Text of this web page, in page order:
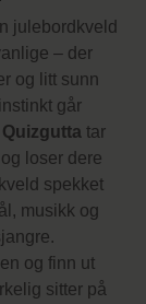
julebordkveld
– der
og litt sunn
går
Quizgutta tar
loser dere
spekket
musikk og
og finn ut
sitter på